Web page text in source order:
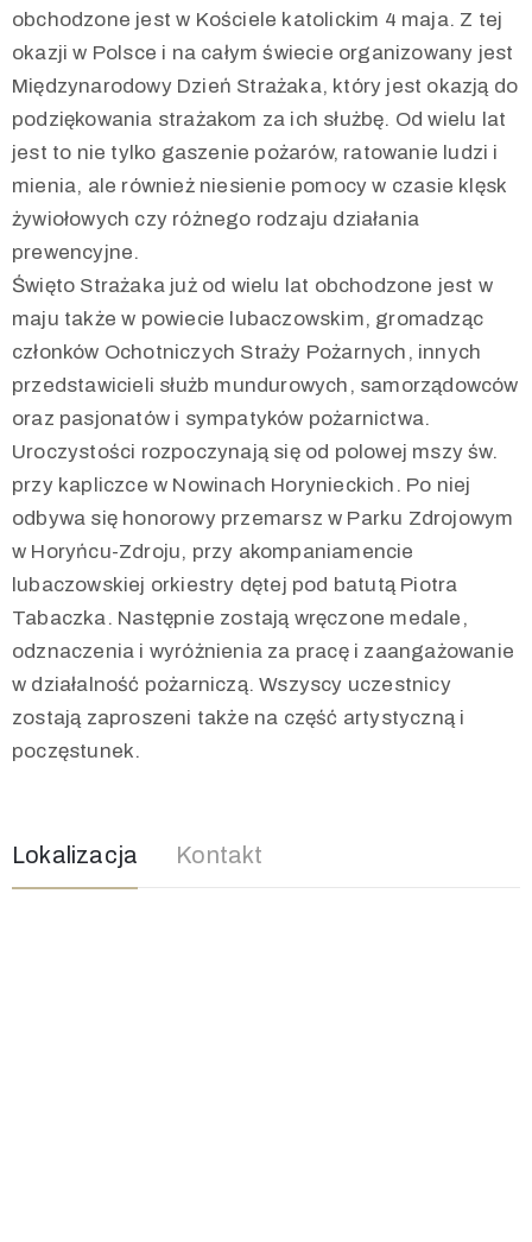
obchodzone jest w Kościele katolickim 4 maja. Z tej
okazji w Polsce i na całym świecie organizowany jest
Międzynarodowy Dzień Strażaka, który jest okazją do
podziękowania strażakom za ich służbę. Od wielu lat
jest to nie tylko gaszenie pożarów, ratowanie ludzi i
mienia, ale również niesienie pomocy w czasie klęsk
żywiołowych czy różnego rodzaju działania
prewencyjne.
Święto Strażaka już od wielu lat obchodzone jest w
maju także w powiecie lubaczowskim, gromadząc
członków Ochotniczych Straży Pożarnych, innych
przedstawicieli służb mundurowych, samorządowców
oraz pasjonatów i sympatyków pożarnictwa.
Uroczystości rozpoczynają się od polowej mszy św.
przy kapliczce w Nowinach Horynieckich. Po niej
odbywa się honorowy przemarsz w Parku Zdrojowym
w Horyńcu-Zdroju, przy akompaniamencie
lubaczowskiej orkiestry dętej pod batutą Piotra
Tabaczka. Następnie zostają wręczone medale,
odznaczenia i wyróżnienia za pracę i zaangażowanie
w działalność pożarniczą. Wszyscy uczestnicy
zostają zaproszeni także na część artystyczną i
poczęstunek.
Lokalizacja Kontakt